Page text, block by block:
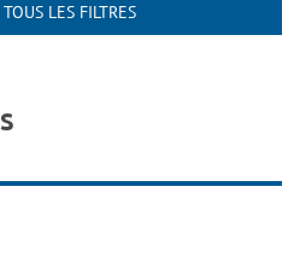
LES FILTRES